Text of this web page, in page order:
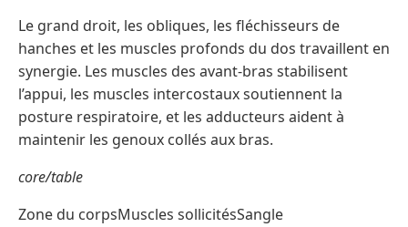
Le grand droit, les obliques, les fléchisseurs de
hanches et les muscles profonds du dos travaillent en
synergie. Les muscles des avant-bras stabilisent
l’appui, les muscles intercostaux soutiennent la
posture respiratoire, et les adducteurs aident à
maintenir les genoux collés aux bras.
core/table
Zone du corpsMuscles sollicitésSangle